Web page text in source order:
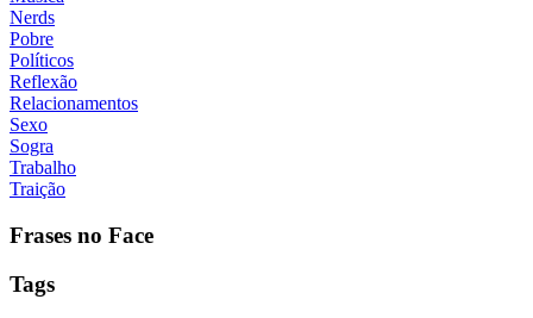
Nerds
Pobre
Políticos
Reflexão
Relacionamentos
Sexo
Sogra
Trabalho
Traição
Frases no Face
Tags